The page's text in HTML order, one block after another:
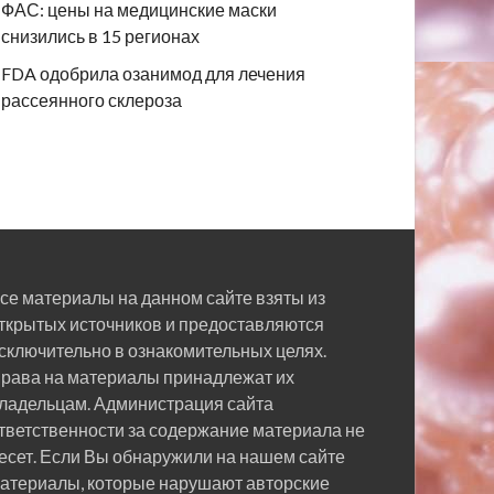
ФАС: цены на медицинские маски
снизились в 15 регионах
FDA одобрила озанимод для лечения
рассеянного склероза
материалы на данном сайте взяты из
источников и предоставляются
в ознакомительных целях.
на материалы принадлежат их
Администрация сайта
за содержание материала не
Если Вы обнаружили на нашем сайте
которые нарушают авторские